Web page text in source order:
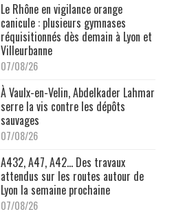
Le Rhône en vigilance orange
canicule : plusieurs gymnases
réquisitionnés dès demain à Lyon et
Villeurbanne
07/08/26
À Vaulx-en-Velin, Abdelkader Lahmar
serre la vis contre les dépôts
sauvages
07/08/26
A432, A47, A42… Des travaux
attendus sur les routes autour de
Lyon la semaine prochaine
07/08/26